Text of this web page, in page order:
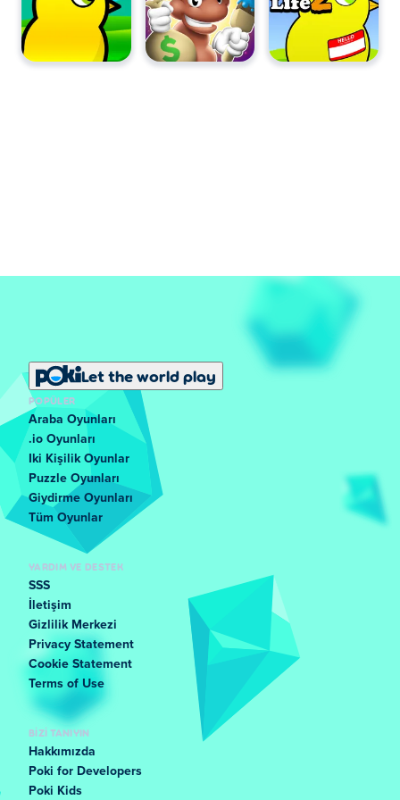
Let the world play
POPÜLER
Araba Oyunları
.io Oyunları
Iki Kişilik Oyunlar
Puzzle Oyunları
Giydirme Oyunları
Tüm Oyunlar
YARDIM VE DESTEK
SSS
İletişim
Gizlilik Merkezi
Privacy Statement
Cookie Statement
Terms of Use
BIZI TANIYIN
Hakkımızda
Poki for Developers
Poki Kids